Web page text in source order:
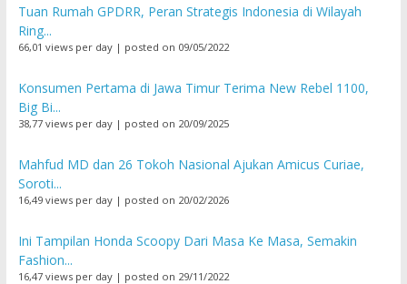
Tuan Rumah GPDRR, Peran Strategis Indonesia di Wilayah
Ring...
66,01 views per day| posted on 09/05/2022
Konsumen Pertama di Jawa Timur Terima New Rebel 1100,
Big Bi...
38,77 views per day| posted on 20/09/2025
Mahfud MD dan 26 Tokoh Nasional Ajukan Amicus Curiae,
Soroti...
16,49 views per day| posted on 20/02/2026
Ini Tampilan Honda Scoopy Dari Masa Ke Masa, Semakin
Fashion...
16,47 views per day| posted on 29/11/2022